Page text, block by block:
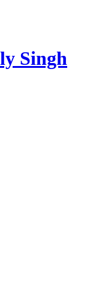
Singh